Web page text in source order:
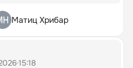
Матиц Хрибар
15:18